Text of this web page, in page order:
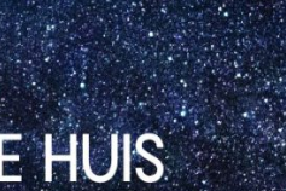
DUURZAAMHEID
WILDPLUKKEN